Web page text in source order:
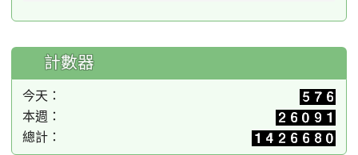
計數器
今天：
本週：
總計：